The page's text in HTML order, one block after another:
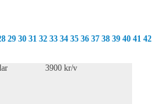
29 30 31 32 33 34 35 36 37 38 39 40 41 42
3900 kr/v